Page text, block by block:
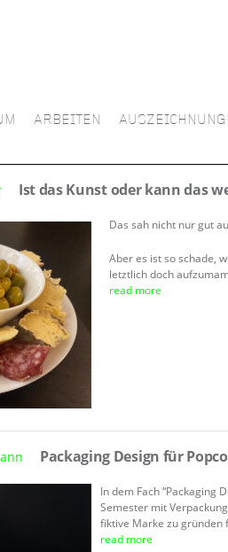
ARBEITEN
Ist das Kunst oder kann das
Das sah nicht nur gut
Aber es ist so schade,
letztlich doch
read more
Packaging Design für
In dem Fach “Packaging
Semester mit
fiktive Marke zu gründen
read more